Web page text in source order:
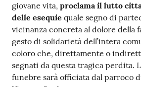
giovane vita, proclama il lutto
delle esequie quale segno di
vicinanza concreta al dolore della
gesto di solidarietà dell’intera
coloro che, direttamente o
segnati da questa tragica perdita.
funebre sarà officiata dal parroco